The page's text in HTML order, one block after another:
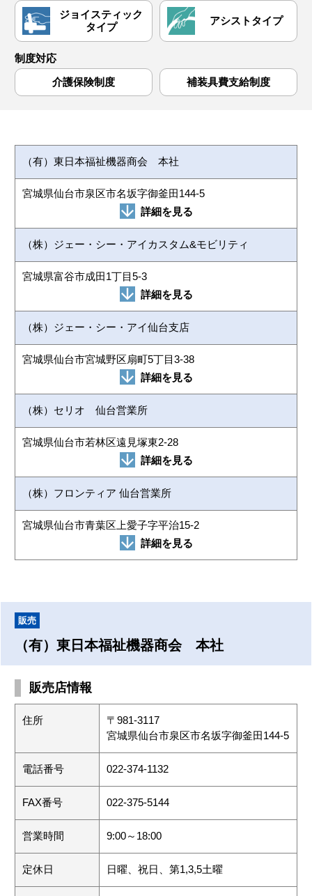
ジョイスティック
タイプ
アシストタイプ
制度対応
介護保険制度
補装具費支給制度
（有）東日本福祉機器商会 本社
宮城県仙台市泉区市名坂字御釜田144-5
詳細を見る
（株）ジェー・シー・アイカスタム&モビリティ
宮城県富谷市成田1丁目5-3
詳細を見る
（株）ジェー・シー・アイ仙台支店
宮城県仙台市宮城野区扇町5丁目3-38
詳細を見る
（株）セリオ 仙台営業所
宮城県仙台市若林区遠見塚東2-28
詳細を見る
（株）フロンティア 仙台営業所
宮城県仙台市青葉区上愛子字平治15-2
詳細を見る
（有）東日本福祉機器商会 本社
販売
販売店情報
住所
〒981-3117
宮城県仙台市泉区市名坂字御釜田144-5
電話番号 022-374-1132
FAX番号 022-375-5144
営業時間 9:00～18:00
定休日 日曜、祝日、第1,3,5土曜